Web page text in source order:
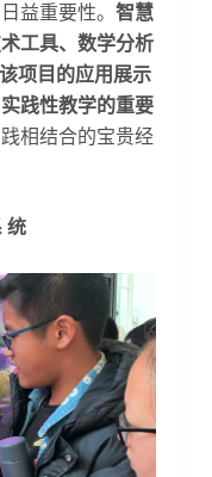
益重要性。 智慧
工具、数学分析
项目的应用展示
践性教学的重要
相结合的宝贵经
统